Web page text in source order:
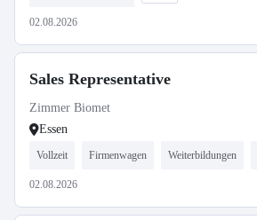
02.08.2026
Sales Representative
Zimmer Biomet
Essen
Vollzeit Firmenwagen Weiterbildungen
02.08.2026